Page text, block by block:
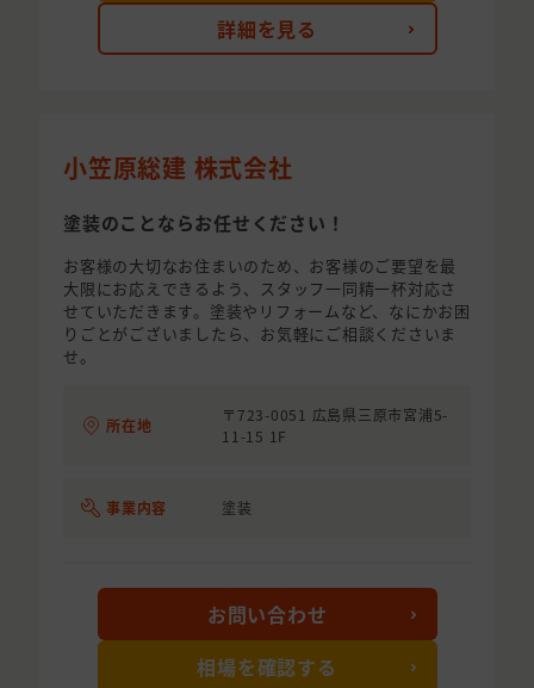
詳細を見る
小笠原総建 株式会社
塗装のことならお任せください！
お客様の大切なお住まいのため、お客様のご要望を最
大限にお応えできるよう、スタッフ一同精一杯対応さ
せていただきます。塗装やリフォームなど、なにかお困
りごとがございましたら、お気軽にご相談くださいま
せ。
所在地
〒723-0051 広島県三原市宮浦5-
11-15 1F
事業内容 塗装
お問い合わせ
相場を確認する